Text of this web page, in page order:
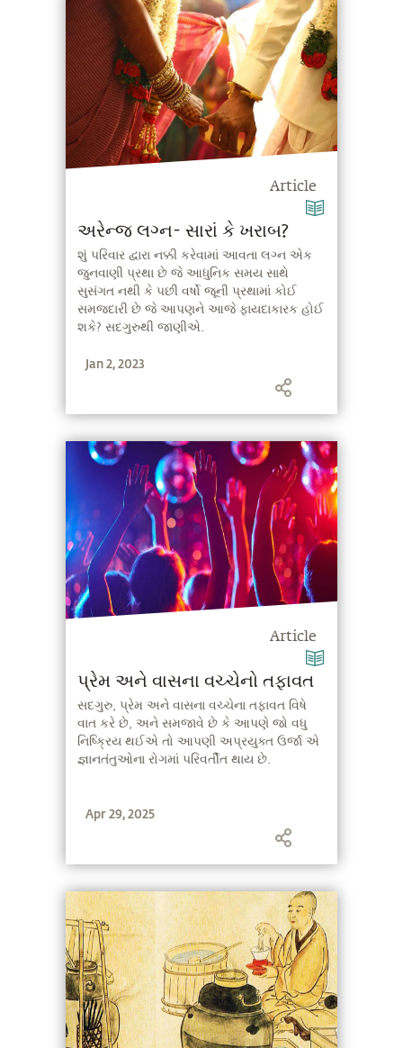
Article
અરેન્જ લગ્ન- સારાં કે ખરાબ?
શું પરિવાર દ્વારા નક્કી કરેવામાં આવતા લગ્ન એક
જુનવાણી પ્રથા છે જે આધુનિક સમય સાથે
સુસંગત નથી કે પછી વર્ષો જૂની પ્રથામાં કોઈ
સમજદારી છે જે આપણને આજે ફાયદાકારક હોઈ
શકે? સદગુરુથી જાણીએ.
Jan 2, 2023
Article
પ્રેમ અને વાસના વચ્ચેનો તફાવત
સદગુરુ, પ્રેમ અને વાસના વચ્ચેના તફાવત વિષે
વાત કરે છે, અને સમજાવે છે કે આપણે જો વધુ
નિષ્ક્રિય થઈએ તો આપણી અપ્રયુક્ત ઉર્જા એ
જ્ઞાનતંતુઓના રોગમાં પરિવર્તીત થાય છે.
Apr 29, 2025